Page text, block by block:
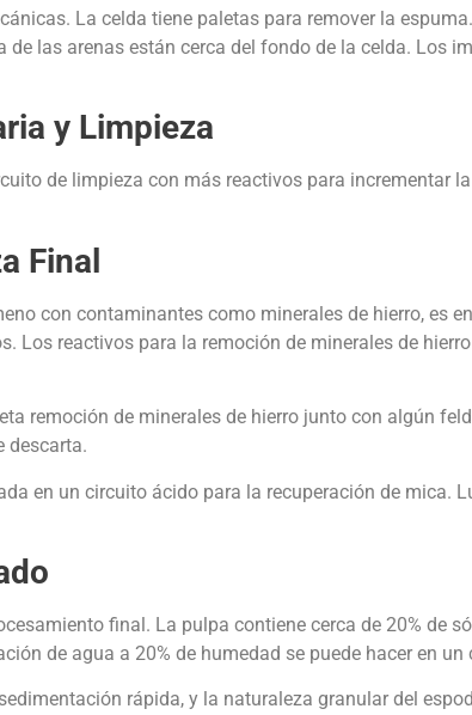
La celda tiene paletas para remover la
las arenas están cerca del fondo de la celda. Los
y Limpieza
de limpieza con más reactivos para incrementar
Final
con contaminantes como minerales de hierro, es
Los reactivos para la remoción de minerales de
remoción de minerales de hierro junto con algún
descarta.
en un circuito ácido para la recuperación de mica.
final. La pulpa contiene cerca de 20% de
de agua a 20% de humedad se puede hacer en
rápida, y la naturaleza granular del